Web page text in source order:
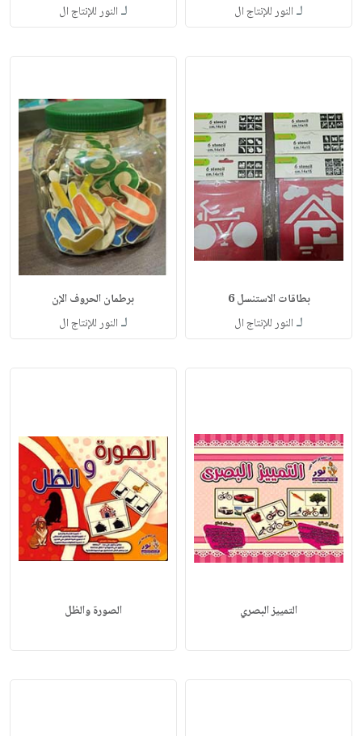
لـ النور للإنتاج ال لـ النور للإنتاج ال
بطاقات الاستنسل 6
لـ النور للإنتاج ال
برطمان الحروف الإن
لـ النور للإنتاج ال
التمييز البصري الصورة والظل